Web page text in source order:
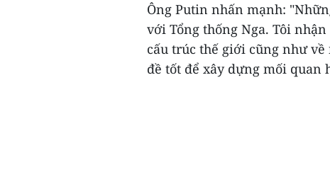
Ông Putin nhấn mạnh:
với Tổng thống Nga. Tôi
cấu trúc thế giới cũng như
đề tốt để xây dựng mối quan